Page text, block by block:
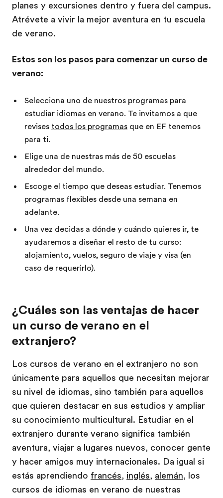
planes y excursiones dentro y fuera del campus.
Atrévete a vivir la mejor aventura en tu escuela
de verano.
Estos son los pasos para comenzar un curso de
verano:
Selecciona uno de nuestros programas para
estudiar idiomas en verano. Te invitamos a que
revises todos los programas que en EF tenemos
para ti.
Elige una de nuestras más de 50 escuelas
alrededor del mundo.
Escoge el tiempo que deseas estudiar. Tenemos
programas flexibles desde una semana en
adelante.
Una vez decidas a dónde y cuándo quieres ir, te
ayudaremos a diseñar el resto de tu curso:
alojamiento, vuelos, seguro de viaje y visa (en
caso de requerirlo).
¿Cuáles son las ventajas de hacer
un curso de verano en el
extranjero?
Los cursos de verano en el extranjero no son
únicamente para aquellos que necesitan mejorar
su nivel de idiomas, sino también para aquellos
que quieren destacar en sus estudios y ampliar
su conocimiento multicultural. Estudiar en el
extranjero durante verano significa también
aventura, viajar a lugares nuevos, conocer gente
y hacer amigos muy internacionales. Da igual si
estás aprendiendo francés, inglés, alemán, los
cursos de idiomas en verano de nuestras